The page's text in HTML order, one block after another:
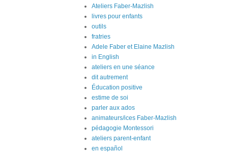
Ateliers Faber-Mazlish
livres pour enfants
outils
fratries
Adele Faber et Elaine Mazlish
in English
ateliers en une séance
dit autrement
Éducation positive
estime de soi
parler aux ados
animateurs/ices Faber-Mazlish
pédagogie Montessori
ateliers parent-enfant
en español